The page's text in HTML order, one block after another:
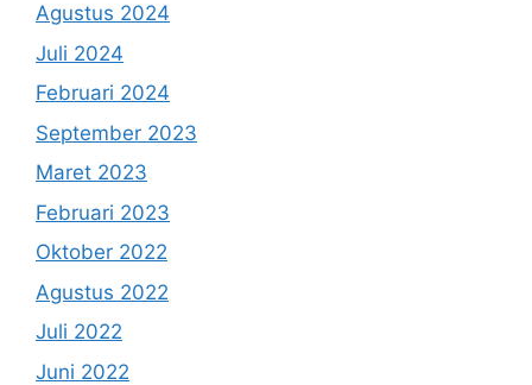
Agustus 2024
Juli 2024
Februari 2024
September 2023
Maret 2023
Februari 2023
Oktober 2022
Agustus 2022
Juli 2022
Juni 2022